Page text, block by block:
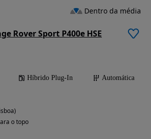
Rover Sport P400e HSE
Híbrido Plug-In
Automática
o topo
Dentro da média